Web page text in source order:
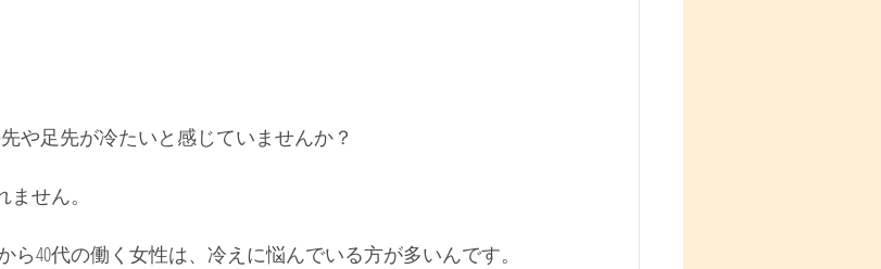
や足先が冷たいと感じていませんか？
せん。
ら40代の働く女性は、冷えに悩んでいる方が多いんです。